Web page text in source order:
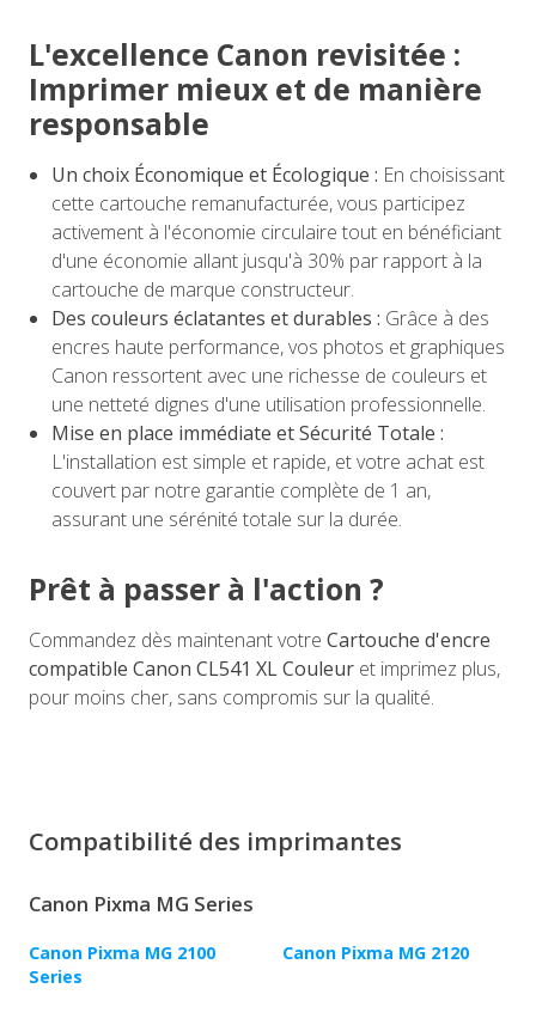
L'excellence Canon revisitée :
Imprimer mieux et de manière
responsable
Un choix Économique et Écologique : En choisissant
cette cartouche remanufacturée, vous participez
activement à l'économie circulaire tout en bénéficiant
d'une économie allant jusqu'à 30% par rapport à la
cartouche de marque constructeur.
Des couleurs éclatantes et durables : Grâce à des
encres haute performance, vos photos et graphiques
Canon ressortent avec une richesse de couleurs et
une netteté dignes d'une utilisation professionnelle.
Mise en place immédiate et Sécurité Totale :
L'installation est simple et rapide, et votre achat est
couvert par notre garantie complète de 1 an,
assurant une sérénité totale sur la durée.
Prêt à passer à l'action ?
Commandez dès maintenant votre Cartouche d'encre
compatible Canon CL541 XL Couleur et imprimez plus,
pour moins cher, sans compromis sur la qualité.
Compatibilité des imprimantes
Canon Pixma MG Series
Canon Pixma MG 2100
Series
Canon Pixma MG 2120